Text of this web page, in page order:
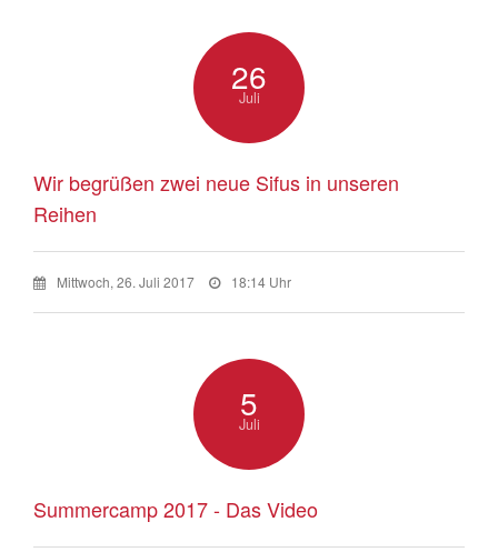
26
Juli
Wir begrüßen zwei neue Sifus in unseren
Reihen
Mittwoch, 26. Juli 2017 18:14 Uhr
5
Juli
Summercamp 2017 - Das Video